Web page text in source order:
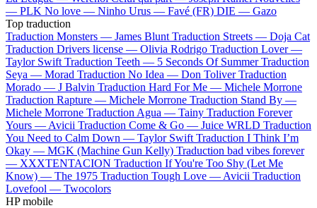
— PLK No love — Ninho Urus — Favé (FR) DIE — Gazo
Top traduction
Traduction Monsters — James Blunt Traduction Streets — Doja Cat
Traduction Drivers license — Olivia Rodrigo Traduction Lover —
Taylor Swift Traduction Teeth — 5 Seconds Of Summer Traduction
Seya — Morad Traduction No Idea — Don Toliver Traduction
Morado — J Balvin Traduction Hard For Me — Michele Morrone
Traduction Rapture — Michele Morrone Traduction Stand By —
Michele Morrone Traduction Agua — Tainy Traduction Forever
Yours — Avicii Traduction Come & Go — Juice WRLD Traduction
You Need to Calm Down — Taylor Swift Traduction I Think I’m
Okay — MGK (Machine Gun Kelly) Traduction bad vibes forever
— XXXTENTACION Traduction If You're Too Shy (Let Me
Know) — The 1975 Traduction Tough Love — Avicii Traduction
Lovefool — Twocolors
HP mobile